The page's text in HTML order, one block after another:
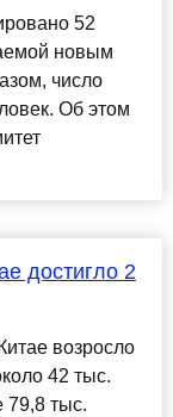
52
новым
число
Об этом
достигло 2
возросло
42 тыс.
тыс.